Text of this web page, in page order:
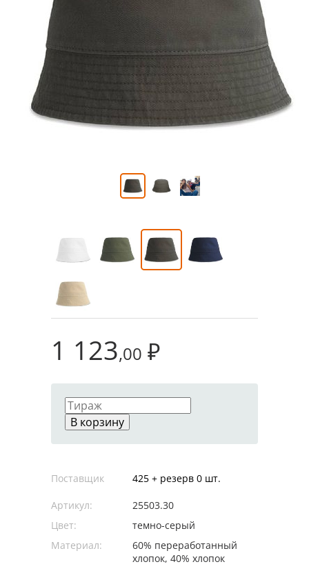
1 123,00 ₽
В корзину
Поставщик 425 + резерв 0 шт.
Артикул:
25503.30
Цвет:
темно-серый
Материал:
60% переработанный
хлопок, 40% хлопок